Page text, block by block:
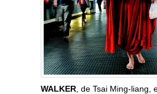
WALKER , de Tsai Ming-liang,